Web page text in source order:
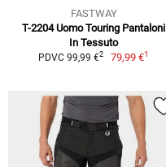
FASTWAY
T-2204 Uomo Touring Pantaloni
In Tessuto
PDVC 99,99 €2 79,99 €1